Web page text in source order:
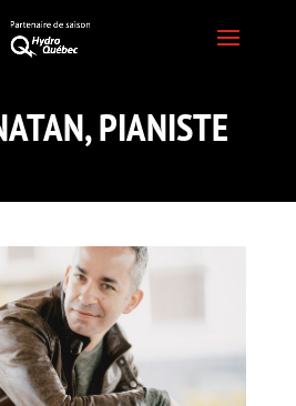
PIANISTE